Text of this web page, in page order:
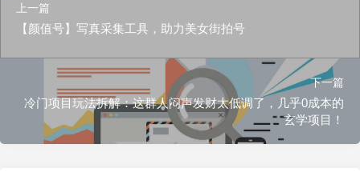
上一篇
【颜值号】写真采集工具，助力美女街拍号
下一篇
冷门项目玩法拆解：这群人闷声发财太低调了，几乎0成本的
玄学项目！